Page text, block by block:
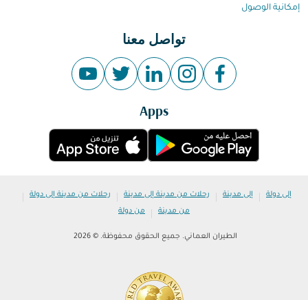
إمكانية الوصول
تواصل معنا
Apps
إلى دولة | إلى مدينة | رحلات من مدينة إلى مدينة | رحلات من مدينة إلى دولة |
من مدينة | من دولة
الطيران العماني. جميع الحقوق محفوظة. © 2026